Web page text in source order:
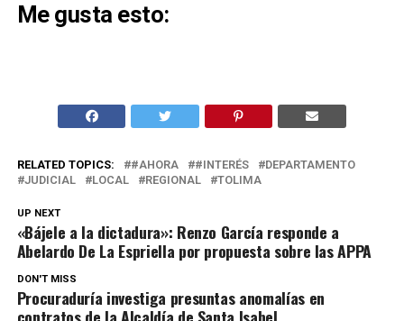
Me gusta esto:
RELATED TOPICS: #AHORA #INTERÉS
DEPARTAMENTO
JUDICIAL
LOCAL REGIONAL TOLIMA
UP NEXT
«Bájele a la dictadura»: Renzo García responde a
Abelardo De La Espriella por propuesta sobre las APPA
DON'T MISS
Procuraduría investiga presuntas anomalías en